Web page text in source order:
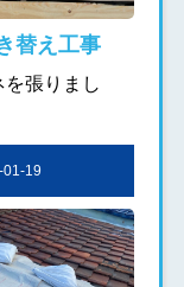
替え工事
を張りまし
01-19